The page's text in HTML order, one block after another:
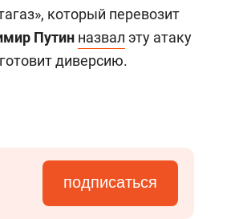
который перевозит
Путин назвал эту атаку
диверсию.
подписаться